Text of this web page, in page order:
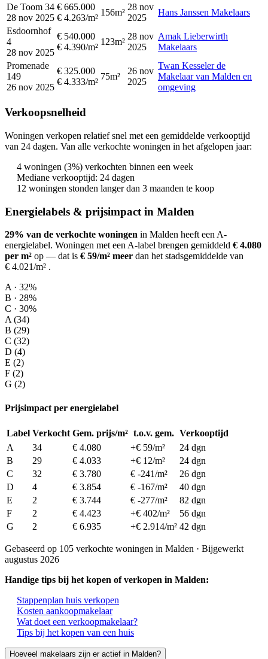
De Toom 34
28 nov 2025
€ 665.000
€ 4.263/m²
156m²
28 nov
2025
Hans Janssen Makelaars
Esdoornhof
4
28 nov 2025
€ 540.000
€ 4.390/m²
123m²
28 nov
2025
Amak Lieberwirth
Makelaars
Promenade
149
26 nov 2025
€ 325.000
€ 4.333/m²
75m²
26 nov
2025
Twan Kesseler de
Makelaar van Malden en
omgeving
Verkoopsnelheid
Woningen verkopen relatief snel met een gemiddelde verkooptijd
van 24 dagen. Van alle verkochte woningen in het afgelopen jaar:
4 woningen (3%) verkochten binnen een week
Mediane verkooptijd: 24 dagen
12 woningen stonden langer dan 3 maanden te koop
Energielabels & prijsimpact in Malden
29% van de verkochte woningen in Malden heeft een A-
energielabel. Woningen met een A-label brengen gemiddeld € 4.080
per m² op — dat is € 59/m² meer dan het stadsgemiddelde van
€ 4.021/m² .
A · 32%
B · 28%
C · 30%
A (34)
B (29)
C (32)
D (4)
E (2)
F (2)
G (2)
Prijsimpact per energielabel
Label Verkocht Gem. prijs/m² t.o.v. gem. Verkooptijd
A
34 € 4.080 +€ 59/m²
24 dgn
B
29 € 4.033 +€ 12/m²
24 dgn
C
32 € 3.780 € -241/m²
26 dgn
D
4 € 3.854 € -167/m²
40 dgn
E
2 € 3.744 € -277/m²
82 dgn
F
2 € 4.423 +€ 402/m²
56 dgn
G
2 € 6.935 +€ 2.914/m² 42 dgn
Gebaseerd op 105 verkochte woningen in Malden · Bijgewerkt
augustus 2026
Handige tips bij het kopen of verkopen in Malden:
Stappenplan huis verkopen
Kosten aankoopmakelaar
Wat doet een verkoopmakelaar?
Tips bij het kopen van een huis
Hoeveel makelaars zijn er actief in Malden?